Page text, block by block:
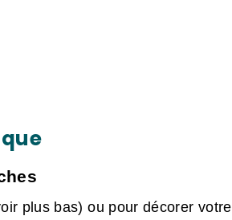
plus bas) ou pour décorer votre